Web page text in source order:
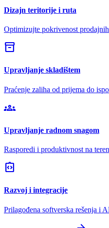
Dizajn teritorije i ruta
Optimizujte pokrivenost
inventory_2
Upravljanje skladištem
Praćenje zaliha od prijema do
groups
Upravljanje radnom snagom
Rasporedi i produktivnost na
integration_instructions
Razvoj i integracije
Prilagođena softverska rešenja i